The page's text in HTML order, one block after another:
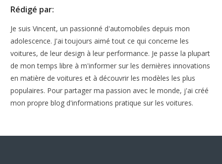
Rédigé par:
Je suis Vincent, un passionné d'automobiles depuis mon
adolescence. J'ai toujours aimé tout ce qui concerne les
voitures, de leur design à leur performance. Je passe la plupart
de mon temps libre à m'informer sur les dernières innovations
en matière de voitures et à découvrir les modèles les plus
populaires. Pour partager ma passion avec le monde, j'ai créé
mon propre blog d'informations pratique sur les voitures.